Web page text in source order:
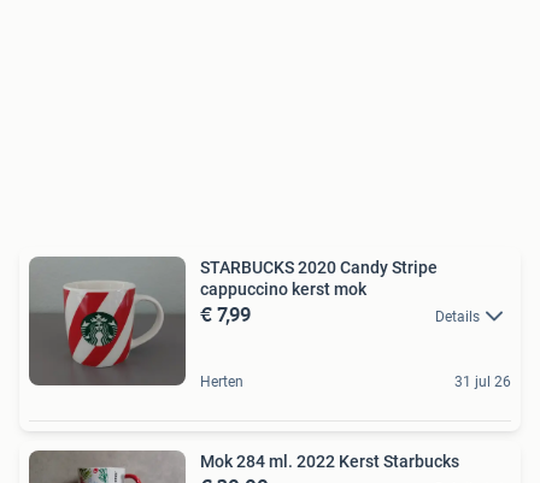
STARBUCKS 2020 Candy Stripe
cappuccino kerst mok
€ 7,99 Details
Herten 31 jul 26
Mok 284 ml. 2022 Kerst Starbucks